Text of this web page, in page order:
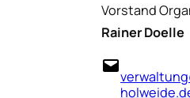
Vorstand
Rainer Doelle